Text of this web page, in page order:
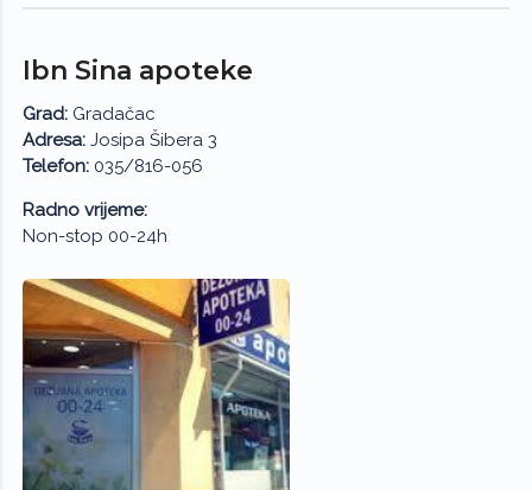
Ibn Sina apoteke
Grad: Gradačac
Adresa: Josipa Šibera 3
Telefon: 035/816-056
Radno vrijeme:
Non-stop 00-24h